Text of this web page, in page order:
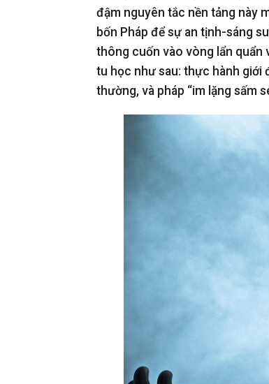
đậm nguyên tắc nền tảng này
bốn Pháp để sự an tịnh-sáng
thông cuốn vào vòng lẩn quẩn
tu học như sau: thực hành giới
thường, và pháp “im lặng sấm